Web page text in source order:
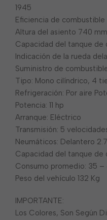
1945
Eficiencia de
Altura del asiento 740 mm
Capacidad del tanque de
Indicación de la rueda
Suministro de
Tipo: Mono cilíndrico, 4
Refrigeración: Por aire
Potencia: 11 hp
Arranque: Eléctrico
Transmisión: 5
Neumáticos: Delantero
Capacidad del tanque de
Consumo promedio: 35 –
Peso del vehículo 132 Kg
IMPORTANTE:
Los Colores, Son Según